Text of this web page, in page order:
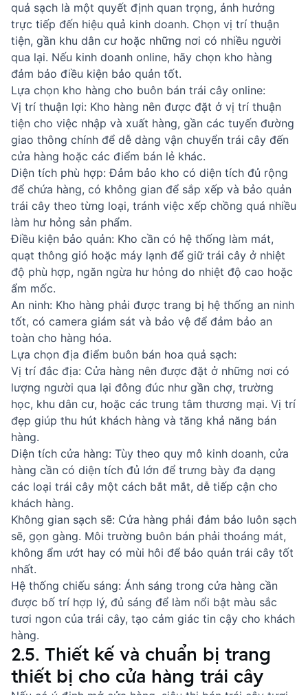
quả sạch là một quyết định quan trọng, ảnh hưởng
trực tiếp đến hiệu quả kinh doanh. Chọn vị trí thuận
tiện, gần khu dân cư hoặc những nơi có nhiều người
qua lại. Nếu kinh doanh online, hãy chọn kho hàng
đảm bảo điều kiện bảo quản tốt.
Lựa chọn kho hàng cho buôn bán trái cây online:
Vị trí thuận lợi: Kho hàng nên được đặt ở vị trí thuận
tiện cho việc nhập và xuất hàng, gần các tuyến đường
giao thông chính để dễ dàng vận chuyển trái cây đến
cửa hàng hoặc các điểm bán lẻ khác.
Diện tích phù hợp: Đảm bảo kho có diện tích đủ rộng
để chứa hàng, có không gian để sắp xếp và bảo quản
trái cây theo từng loại, tránh việc xếp chồng quá nhiều
làm hư hỏng sản phẩm.
Điều kiện bảo quản: Kho cần có hệ thống làm mát,
quạt thông gió hoặc máy lạnh để giữ trái cây ở nhiệt
độ phù hợp, ngăn ngừa hư hỏng do nhiệt độ cao hoặc
ẩm mốc.
An ninh: Kho hàng phải được trang bị hệ thống an ninh
tốt, có camera giám sát và bảo vệ để đảm bảo an
toàn cho hàng hóa.
Lựa chọn địa điểm buôn bán hoa quả sạch:
Vị trí đắc địa: Cửa hàng nên được đặt ở những nơi có
lượng người qua lại đông đúc như gần chợ, trường
học, khu dân cư, hoặc các trung tâm thương mại. Vị trí
đẹp giúp thu hút khách hàng và tăng khả năng bán
hàng.
Diện tích cửa hàng: Tùy theo quy mô kinh doanh, cửa
hàng cần có diện tích đủ lớn để trưng bày đa dạng
các loại trái cây một cách bắt mắt, dễ tiếp cận cho
khách hàng.
Không gian sạch sẽ: Cửa hàng phải đảm bảo luôn sạch
sẽ, gọn gàng. Môi trường buôn bán phải thoáng mát,
không ẩm ướt hay có mùi hôi để bảo quản trái cây tốt
nhất.
Hệ thống chiếu sáng: Ánh sáng trong cửa hàng cần
được bố trí hợp lý, đủ sáng để làm nổi bật màu sắc
tươi ngon của trái cây, tạo cảm giác tin cậy cho khách
hàng.
2.5. Thiết kế và chuẩn bị trang
thiết bị cho cửa hàng trái cây